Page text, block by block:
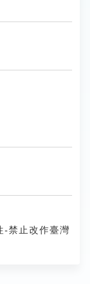
-禁止改作臺灣